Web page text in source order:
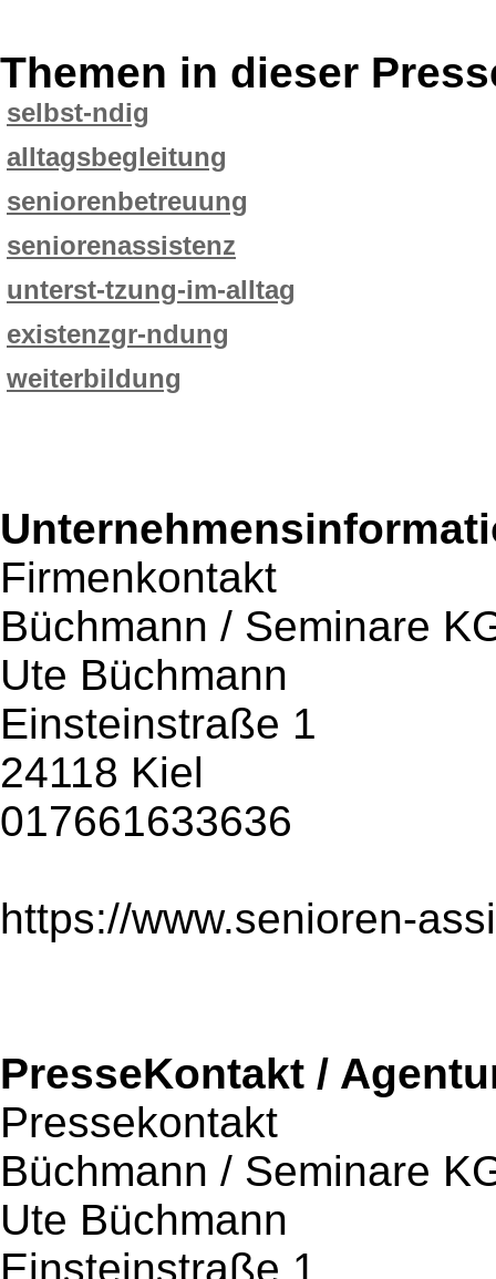
Themen in dieser
selbst-ndig
alltagsbegleitung
seniorenbetreuung
seniorenassistenz
unterst-tzung-im-alltag
existenzgr-ndung
weiterbildung
Firmenkontakt
Büchmann / Seminare
Ute Büchmann
Einsteinstraße 1
24118 Kiel
017661633636
https://www.senioren-
PresseKontakt /
Pressekontakt
Büchmann / Seminare
Ute Büchmann
Einsteinstraße 1